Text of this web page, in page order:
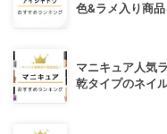
色&ラメ入り商品
マニキュア人気
乾タイプのネイ